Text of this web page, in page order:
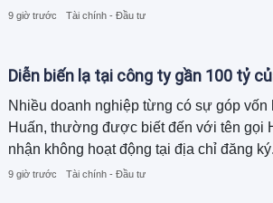
9 giờ trước Tài chính - Đầu tư
Diễn biến lạ tại công ty gần 100 tỷ
Nhiều doanh nghiệp từng có sự góp
Huấn, thường được biết đến với tên gọi
nhận không hoạt động tại địa chỉ đăng
kinh doanh cây cảnh đã hoàn tất thủ tục
9 giờ trước Tài chính - Đầu tư